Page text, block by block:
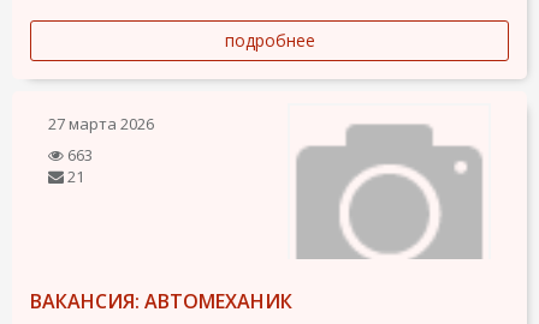
подробнее
27 марта 2026
663
21
ВАКАНСИЯ: АВТОМЕХАНИК